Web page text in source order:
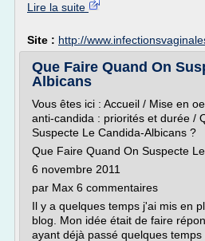
Lire la suite
Site : http://
Que Faire Quand On
Albicans
Vous êtes ici : Accueil / Mise en
anti-candida : priorités et durée /
Suspecte Le Candida-Albicans ?
Que Faire Quand On Suspecte
6 novembre 2011
par Max 6 commentaires
Il y a quelques temps j'ai mis en
blog. Mon idée était de faire
ayant déjà passé quelques temps